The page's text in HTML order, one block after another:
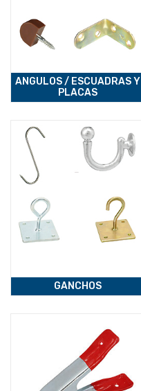
ANGULOS / ESCUADRAS Y
PLACAS
GANCHOS